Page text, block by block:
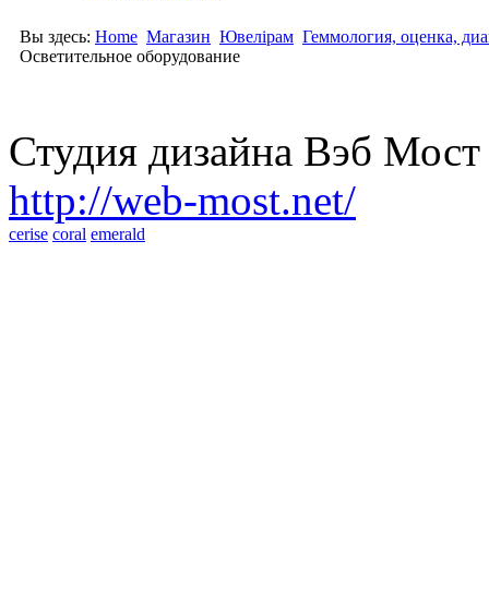
Вы здесь: Home Магазин Ювелірам Геммология, оценка,
Осветительное оборудование
Студия дизайна Вэб
http://web-most.net/
cerise coral emerald